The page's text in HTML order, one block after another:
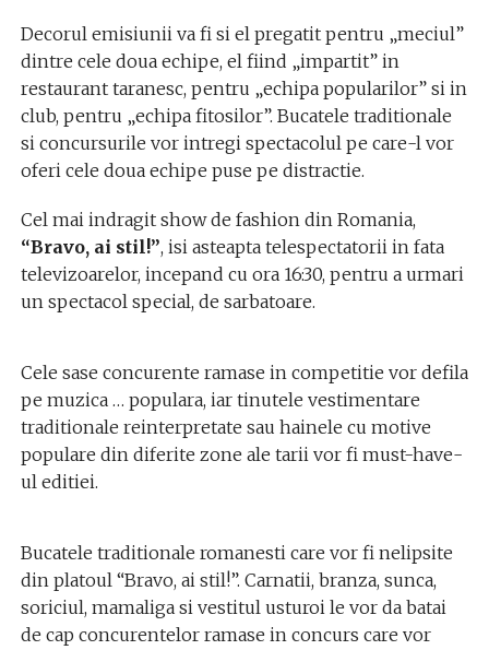
Decorul emisiunii va fi si el pregatit pentru „meciul”
dintre cele doua echipe, el fiind „impartit” in
restaurant taranesc, pentru „echipa popularilor” si in
club, pentru „echipa fitosilor”. Bucatele traditionale
si concursurile vor intregi spectacolul pe care-l vor
oferi cele doua echipe puse pe distractie.
Cel mai indragit show de fashion din Romania,
“Bravo, ai stil!”, isi asteapta telespectatorii in fata
televizoarelor, incepand cu ora 16:30, pentru a urmari
un spectacol special, de sarbatoare.
Cele sase concurente ramase in competitie vor defila
pe muzica … populara, iar tinutele vestimentare
traditionale reinterpretate sau hainele cu motive
populare din diferite zone ale tarii vor fi must-have-
ul editiei.
Bucatele traditionale romanesti care vor fi nelipsite
din platoul “Bravo, ai stil!”. Carnatii, branza, sunca,
soriciul, mamaliga si vestitul usturoi le vor da batai
de cap concurentelor ramase in concurs care vor